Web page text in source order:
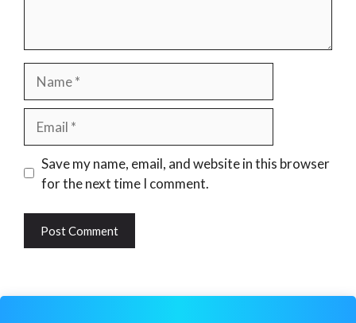
Website
Save my name, email, and website in this browser
for the next time I comment.